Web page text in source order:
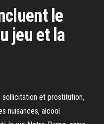
le
jeu et la
sollicitation et prostitution,
nuisances, alcool